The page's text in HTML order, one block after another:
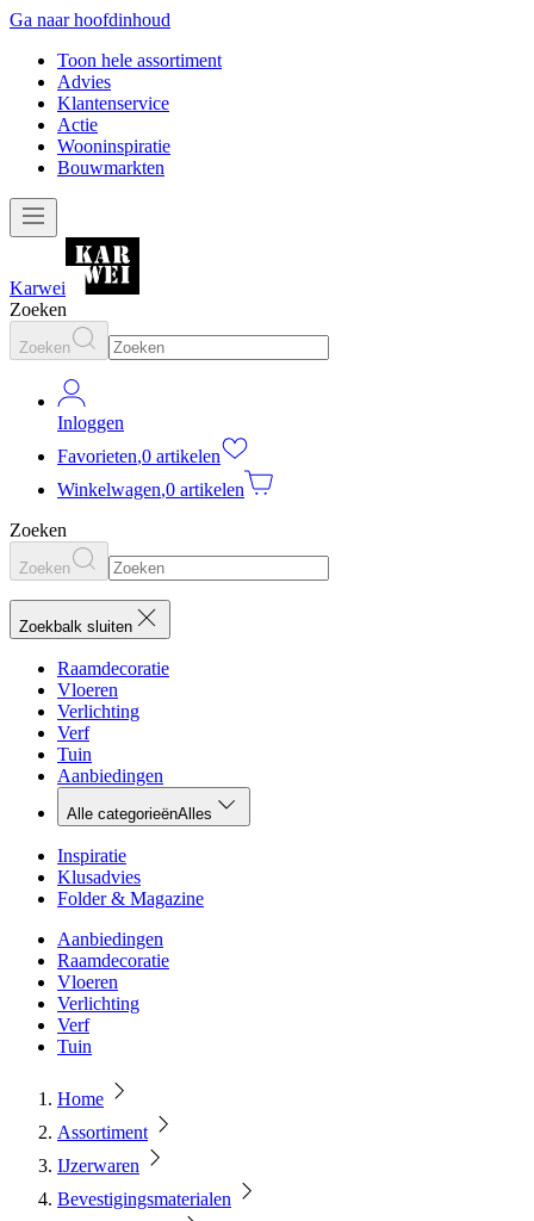
Ga naar hoofdinhoud
Toon hele assortiment
Advies
Klantenservice
Actie
Wooninspiratie
Bouwmarkten
Karwei
Zoeken
Zoeken
Inloggen
Favorieten,0 artikelen
Winkelwagen,0 artikelen
Zoeken
Zoeken
Zoekbalk sluiten
Raamdecoratie
Vloeren
Verlichting
Verf
Tuin
Aanbiedingen
Alle categorieënAlles
Inspiratie
Klusadvies
Folder & Magazine
Aanbiedingen
Raamdecoratie
Vloeren
Verlichting
Verf
Tuin
Home
Assortiment
IJzerwaren
Bevestigingsmaterialen